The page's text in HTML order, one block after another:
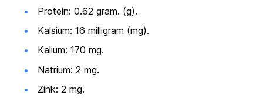
Protein: 0.62 gram. (g).
Kalsium: 16 milligram (mg).
Kalium: 170 mg.
Natrium: 2 mg.
Zink: 2 mg.